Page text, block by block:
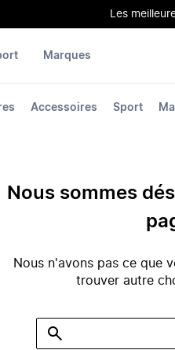
Les
Accessoires Sport
Marques
Nous sommes
Nous n'avons pas ce que
trouver autre